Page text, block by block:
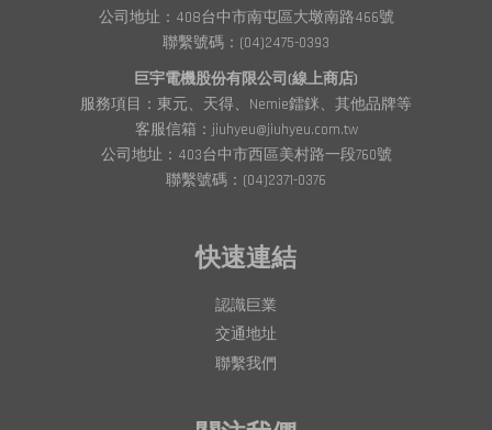
公司地址：408台中市南屯區大墩南路466號
聯繫號碼：(04)2475-0393
巨宇電機股份有限公司(線上商店)
服務項目：東元、天得、Nemie鐳銤、其他品牌等
客服信箱：jiuhyeu@jiuhyeu.com.tw
公司地址：403台中市西區美村路一段760號
聯繫號碼：(04)2371-0376
快速連結
認識巨業
交通地址
聯繫我們